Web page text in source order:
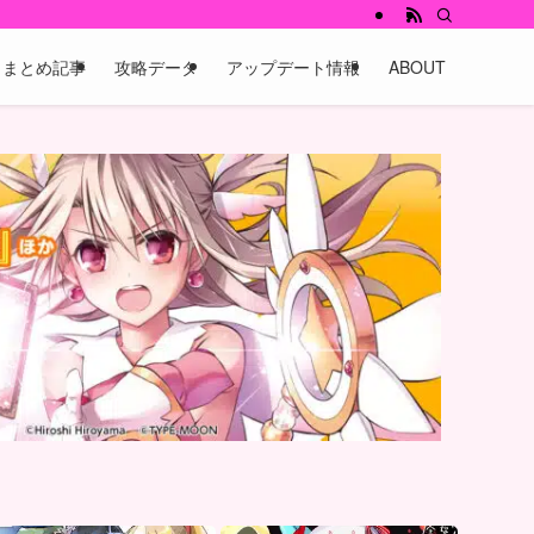
まとめ記事 攻略データ アップデート情報 ABOUT